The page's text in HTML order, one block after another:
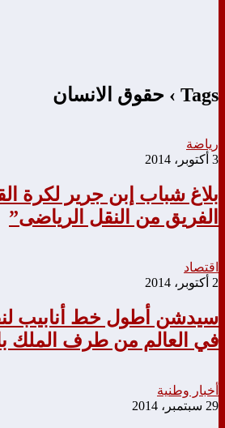
Tags › حقوق الانسان
رياضة
3 أكتوبر، 2014
بلاغ شباب إبن جرير لكرة
الفريق من النقل الرياضى”
اقتصاد
2 أكتوبر، 2014
سيدشن أطول خط أنابيب
في العالم من طرف الملك
أخبار وطنية
29 سبتمبر، 2014